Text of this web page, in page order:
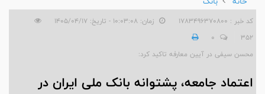
ناوبری
کد خبر : 1783496370800
زمان: ۱۰:۰۳:۰۸ - تاریخ: ۱۴۰۵/۰۴/۱۷
352
0
محسن سیفی در آیین معارفه تاکید کرد:
اعتماد جامعه، پشتوانه بانک ملی ایران در